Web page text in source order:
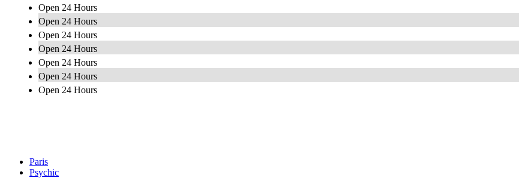
Open 24 Hours
Open 24 Hours
Open 24 Hours
Open 24 Hours
Open 24 Hours
Open 24 Hours
Open 24 Hours
Paris
Psychic